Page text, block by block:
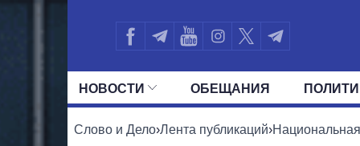
НОВОСТИ ОБЕЩАНИЯ
ВСЕ ПОЛИТИКИ ПРЕЗИДЕНТ И
Слово и Дело›Лента публикаций›